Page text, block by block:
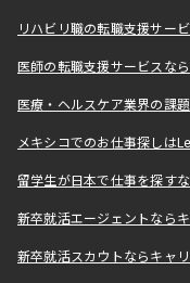
リハビリ職の転職支援サー
医師の転職支援サービスな
医療・ヘルスケア業界の課
メキシコでのお仕事探しは
留学生が日本で仕事を探す
新卒就活エージェントなら
新卒就活スカウトならキャ